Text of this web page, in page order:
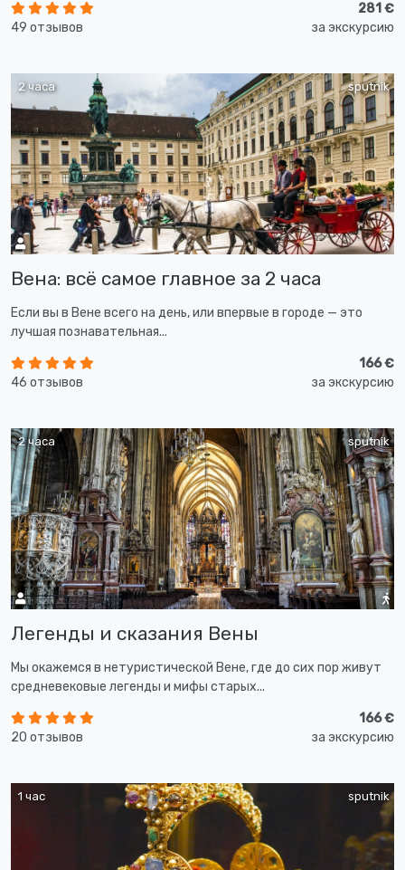
49 отзывов
281 €
за экскурсию
sputnik
2 часа
Вена: всё самое главное за 2 часа
Если вы в Вене всего на день, или впервые в городе — это
лучшая познавательная...
46 отзывов
166 €
за экскурсию
sputnik
2 часа
Легенды и сказания Вены
Мы окажемся в нетуристической Вене, где до сих пор живут
средневековые легенды и мифы старых...
20 отзывов
166 €
за экскурсию
sputnik
1 час